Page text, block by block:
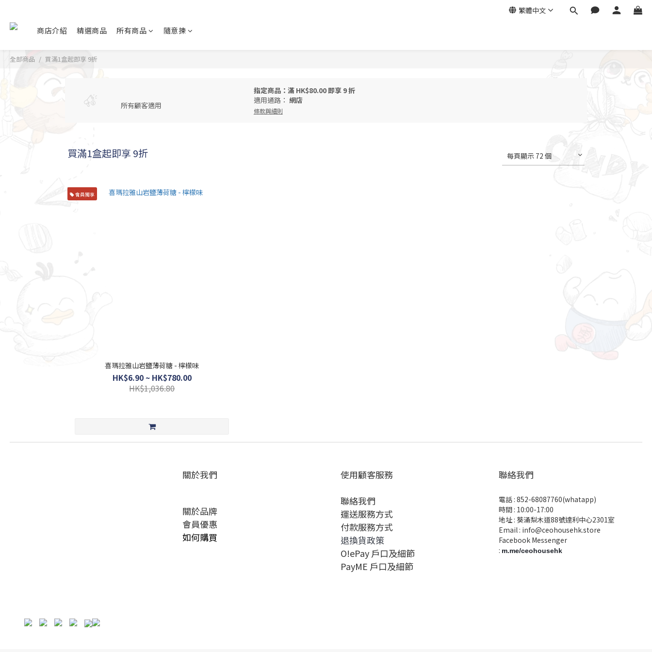
繁體中文
商店介紹 精選商品 所有商品 隨意揀
全部商品 買滿1盒起即享 9折
所有顧客適用
指定商品：滿 HK$80.00 即享 9 折
適用通路： 網店
條款與細則
買滿1盒起即享 9折 每頁顯示 72 個
會員獨享
喜瑪拉雅山岩鹽薄荷糖 - 檸檬味
HK$6.90 ~ HK$780.00
HK$1,036.80
關於我們
關於品牌
會員優惠
如何購買
使用顧客服務
聯絡我們
運送服務方式
付款服務方式
退換貨政策
O!ePay 戶口及細節
PayME 戶口及細節
聯絡我們
電話 : 852-68087760(whatapp)
時間 : 10:00-17:00
地址 : 葵涌梨木道88號達利中心2301室
Email : info@ceohousehk.store
Facebook Messenger
: m.me/ceohousehk